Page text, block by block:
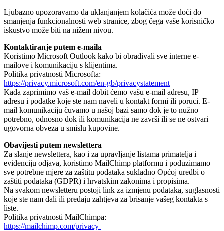
Ljubazno upozoravamo da uklanjanjem kolačića može doći do
smanjenja funkcionalnosti web stranice, zbog čega vaše korisničko
iskustvo može biti na nižem nivou.
Kontaktiranje putem e-maila
Koristimo Microsoft Outlook kako bi obrađivali sve interne e-
mailove i komunikaciju s klijentima.
Politika privatnosti Microsofta:
https://privacy.microsoft.com/en-gb/privacystatement
Kada zaprimimo vaš e-mail dobit ćemo vašu e-mail adresu, IP
adresu i podatke koje ste nam naveli u kontakt formi ili poruci. E-
mail komunikaciju čuvamo u našoj bazi samo dok je to nužno
potrebno, odnosno dok ili komunikacija ne završi ili se ne ostvari
ugovorna obveza u smislu kupovine.
Obavijesti putem newslettera
Za slanje newslettera, kao i za upravljanje listama primatelja i
evidenciju odjava, koristimo MailChimp platformu i poduzimamo
sve potrebne mjere za zaštitu podataka sukladno Općoj uredbi o
zaštiti podataka (GDPR) i hrvatskim zakonima i propisima.
Na svakom newsletteru postoji link za izmjenu podataka, suglasnosti
koje ste nam dali ili predaju zahtjeva za brisanje vašeg kontakta s
liste.
Politika privatnosti MailChimpa:
https://mailchimp.com/privacy